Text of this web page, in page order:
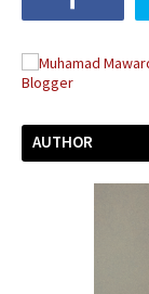
AUTHOR